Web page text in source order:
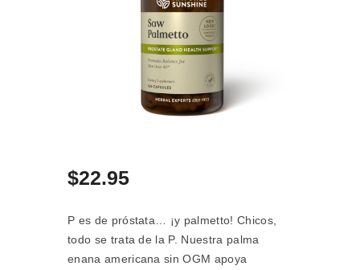
$22.95
P es de próstata… ¡y palmetto! Chicos,
todo se trata de la P. Nuestra palma
enana americana sin OGM apoya